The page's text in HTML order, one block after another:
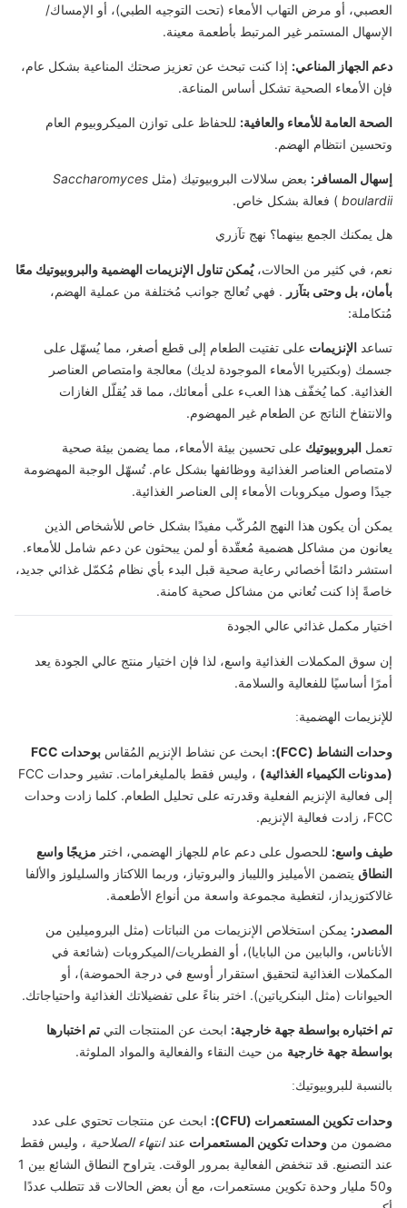
العصبي، أو مرض التهاب الأمعاء (تحت التوجيه الطبي)، أو الإمساك/
الإسهال المستمر غير المرتبط بأطعمة معينة.
دعم الجهاز المناعي: إذا كنت تبحث عن تعزيز صحتك المناعية بشكل عام،
فإن الأمعاء الصحية تشكل أساس المناعة.
الصحة العامة للأمعاء والعافية: للحفاظ على توازن الميكروبيوم العام
وتحسين انتظام الهضم.
إسهال المسافر: بعض سلالات البروبيوتيك (مثل Saccharomyces
boulardii ) فعالة بشكل خاص.
هل يمكنك الجمع بينهما؟ نهج تآزري
نعم، في كثير من الحالات،يُمكن تناول الإنزيمات الهضمية والبروبيوتيك معًا
بأمان، بل وحتى بتآزر . فهي تُعالج جوانب مُختلفة من عملية الهضم،
مُتكاملة:
تساعد الإنزيمات على تفتيت الطعام إلى قطع أصغر، مما يُسهّل على
جسمك (وبكتيريا الأمعاء الموجودة لديك) معالجة وامتصاص العناصر
الغذائية. كما يُخفّف هذا العبء على أمعائك، مما قد يُقلّل الغازات
والانتفاخ الناتج عن الطعام غير المهضوم.
تعمل البروبيوتيك على تحسين بيئة الأمعاء، مما يضمن بيئة صحية
لامتصاص العناصر الغذائية ووظائفها بشكل عام. تُسهّل الوجبة المهضومة
جيدًا وصول ميكروبات الأمعاء إلى العناصر الغذائية.
يمكن أن يكون هذا النهج المُركّب مفيدًا بشكل خاص للأشخاص الذين
يعانون من مشاكل هضمية مُعقّدة أو لمن يبحثون عن دعم شامل للأمعاء.
استشر دائمًا أخصائي رعاية صحية قبل البدء بأي نظام مُكمّل غذائي جديد،
خاصةً إذا كنت تُعاني من مشاكل صحية كامنة.
اختيار مكمل غذائي عالي الجودة
إن سوق المكملات الغذائية واسع، لذا فإن اختيار منتج عالي الجودة يعد
أمرًا أساسيًا للفعالية والسلامة.
للإنزيمات الهضمية:
وحدات النشاط (FCC): ابحث عن نشاط الإنزيم المُقاس
بوحدات FCC
(مدونات الكيمياء الغذائية)
، وليس فقط بالمليغرامات. تشير وحدات FCC
إلى فعالية الإنزيم الفعلية وقدرته على تحليل الطعام. كلما زادت وحدات
FCC، زادت فعالية الإنزيم.
طيف واسع: للحصول على دعم عام للجهاز الهضمي، اختر مزيجًا واسع
النطاق يتضمن الأميليز والليباز والبروتياز، وربما اللاكتاز والسليلوز والألفا
غالاكتوزيداز، لتغطية مجموعة واسعة من أنواع الأطعمة.
المصدر: يمكن استخلاص الإنزيمات من النباتات (مثل البروميلين من
الأناناس، والبابين من البابايا)، أو الفطريات/الميكروبات (شائعة في
المكملات الغذائية لتحقيق استقرار أوسع في درجة الحموضة)، أو
الحيوانات (مثل البنكرياتين). اختر بناءً على تفضيلاتك الغذائية واحتياجاتك.
تم اختباره بواسطة جهة خارجية: ابحث عن المنتجات التي تم اختبارها
بواسطة جهة خارجية من حيث النقاء والفعالية والمواد الملوثة.
بالنسبة للبروبيوتيك:
وحدات تكوين المستعمرات (CFU):
ابحث عن منتجات تحتوي على عدد
مضمون من وحدات تكوين المستعمرات عندانتهاء الصلاحية ، وليس فقط
عند التصنيع. قد تنخفض الفعالية بمرور الوقت. يتراوح النطاق الشائع بين 1
و50 مليار وحدة تكوين مستعمرات، مع أن بعض الحالات قد تتطلب عددًا